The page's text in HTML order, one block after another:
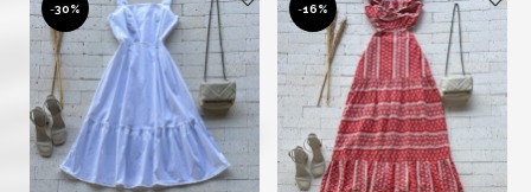
-30% -16%